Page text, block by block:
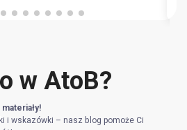
w AtoB?
i wskazówki – nasz blog pomoże Ci